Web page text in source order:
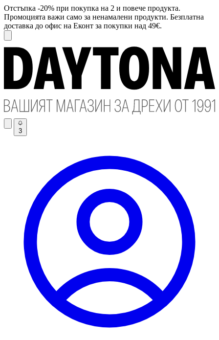
Отстъпка -20% при покупка на 2 и повече продукта.
Промоцията важи само за ненамалени продукти. Безплатна
доставка до офис на Еконт за покупки над 49€.
3